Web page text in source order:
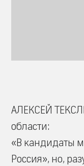
АЛЕКСЕЙ
области:
«В кандидаты
Россия», но,